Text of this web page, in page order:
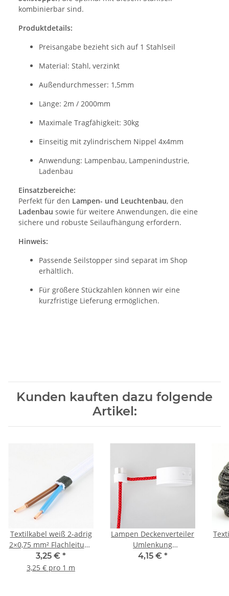
kombinierbar sind.
Produktdetails:
Preisangabe bezieht sich auf 1 Stahlseil
Material: Stahl, verzinkt
Außendurchmesser: 1,5mm
Länge: 2m / 2000mm
Maximale Tragfähigkeit: 30kg
Einseitig mit zylindrischem Nippel 4x4mm
Anwendung: Lampenbau, Lampenindustrie,
Ladenbau
Einsatzbereiche:
Perfekt für den Lampen- und Leuchtenbau, den
Ladenbau sowie für weitere Anwendungen, die eine
sichere und robuste Seilaufhängung erfordern.
Hinweis:
Passende Seilstopper sind separat im Shop
erhältlich.
Für größere Stückzahlen können wir eine
kurzfristige Lieferung ermöglichen.
Kunden kauften dazu folgende
Artikel:
Textilkabel weiß 2-adrig
2×0,75 mm² Flachleitung
H03VVH2-F – Meterware
3,25 € *
3,25 € pro 1 m
Lampen Deckenverteiler
Umlenkung
Affenschaukel weiss mit
4,15 € *